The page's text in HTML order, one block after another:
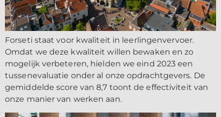
Forseti staat voor kwaliteit in leerlingenvervoer.
Omdat we deze kwaliteit willen bewaken en zo
mogelijk verbeteren, hielden we eind 2023 een
tussenevaluatie onder al onze opdrachtgevers. De
gemiddelde score van 8,7 toont de effectiviteit van
onze manier van werken aan.